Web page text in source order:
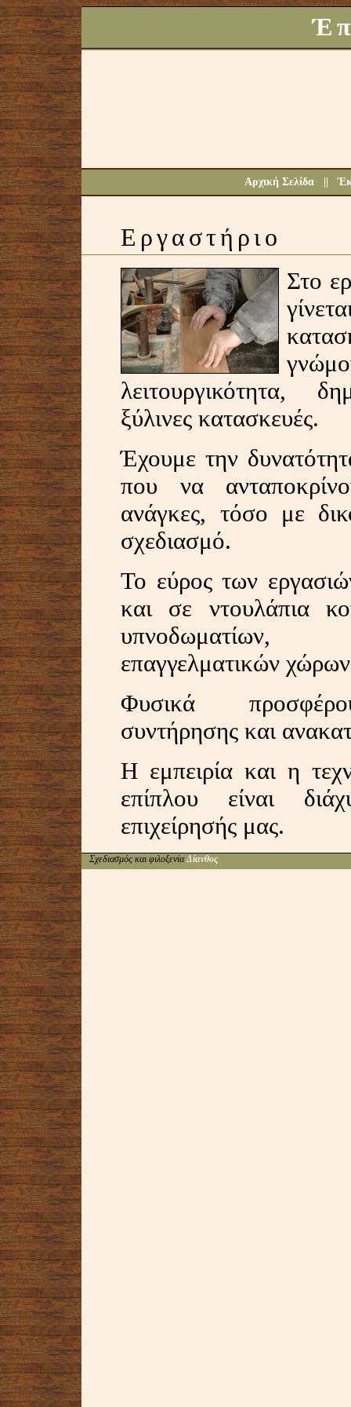
Αρχική Σελίδα||
Εργαστήριο
Στο
λειτουργικότητα,
ξύλινες κατασκευές.
Έχουμε την
που να
ανάγκες, τόσο με
σχεδιασμό.
Το εύρος των
και σε ντουλάπια
επαγγελματικών
Φυσικά
συντήρησης και
Η εμπειρία και η
επίπλου είναι
επιχείρησής μας.
Σχεδιασμός και φιλοξενίαΔίανθος